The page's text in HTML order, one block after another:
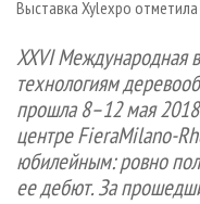
СУШКА ДРЕВЕСИНЫ
ПРОИЗВОДСТВО
ДЕРЕВЯННОЕ
ПРОИЗВОДСТВО
БИОЭНЕРГЕТИКА
ЦБП
ПЕРСОНЫ
МОБИЛЬНЫЕ
ОФИЦИАЛЬНЫЕ
ПРИОРИТЕТНЫЕ
RUSSIAN FORESTRY
ГАЗЕТА
КОНТАКТЫ
РЕКЛАМА
РЕКЛАМА НА САЙТЕ
Выставка Xylexpo
XXVI Международная
технологиям
прошла 8–12 мая
центре FieraMilano-
юбилейным: ровно
ее дебют. За